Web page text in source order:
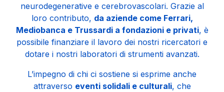
neurodegenerative e cerebrovascolari. Grazie al
loro contributo, da aziende come Ferrari,
Mediobanca e Trussardi a fondazioni e privati, è
possibile finanziare il lavoro dei nostri ricercatori e
dotare i nostri laboratori di strumenti avanzati.
L’impegno di chi ci sostiene si esprime anche
attraverso eventi solidali e culturali, che